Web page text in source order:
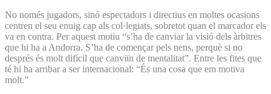
No només jugadors, sinó espectadors i directius en moltes ocasions
centren el seu enuig cap als col·legiats, sobretot quan el marcador els
va en contra. Per aquest motiu “s’ha de canviar la visió dels àrbitres
que hi ha a Andorra. S’ha de començar pels nens, perquè si no
després és molt difícil que canviïn de mentalitat”. Entre les fites que
té hi ha arribar a ser internacional: “És una cosa que em motiva
molt.”